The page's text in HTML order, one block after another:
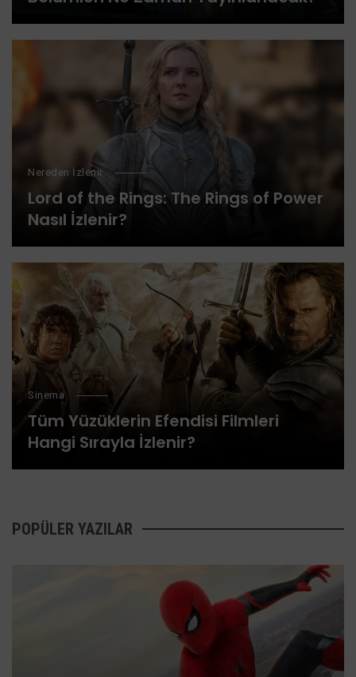
Nereden İzlenir
Lord of the Rings: The Rings of Power
Nasıl İzlenir?
Sinema
Tüm Yüzüklerin Efendisi Filmleri
Hangi Sırayla İzlenir?
POPÜLER YAZILAR